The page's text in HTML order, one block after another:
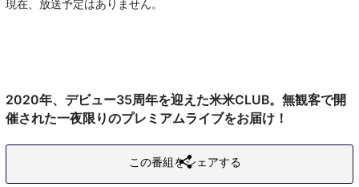
現在、放送予定はありません。
2020年、デビュー35周年を迎えた米米CLUB。無観客で開
催された一夜限りのプレミアムライブをお届け！
この番組をシェアする